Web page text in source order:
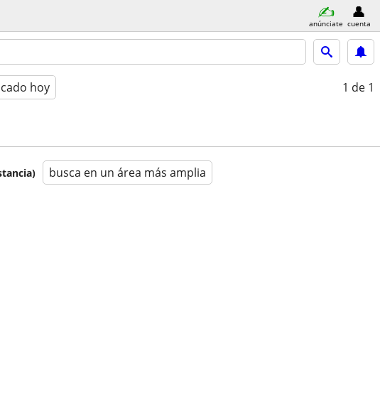
anúnciate cuenta
hoy 1 de 1
busca en un área más amplia